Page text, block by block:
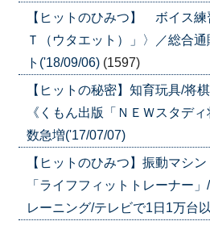
【ヒットのひみつ】 ボイス練
Ｔ（ウタエット）」〉／総合
ト('18/09/06) (1597)
【ヒットの秘密】知育玩具/将
《くもん出版「ＮＥＷスタデ
数急増('17/07/07)
【ヒットのひみつ】振動マシ
「ライフフィットトレーナー
レーニング/テレビで1日1万台